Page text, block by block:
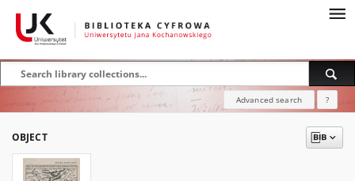
Advanced search ?
OBJECT